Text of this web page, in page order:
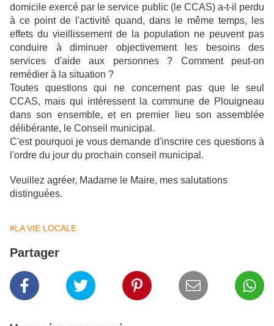
domicile exercé par le service public (le CCAS) a-t-il perdu
à ce point de l'activité quand, dans le même temps, les
effets du vieillissement de la population ne peuvent pas
conduire à diminuer objectivement les besoins des
services d'aide aux personnes ? Comment peut-on
remédier à la situation ?
Toutes questions qui ne concernent pas que le seul
CCAS, mais qui intéressent la commune de Plouigneau
dans son ensemble, et en premier lieu son assemblée
délibérante, le Conseil municipal.
C'est pourquoi je vous demande d'inscrire ces questions à
l'ordre du jour du prochain conseil municipal.
Veuillez agréer, Madame le Maire, mes salutations
distinguées.
#LA VIE LOCALE
Partager